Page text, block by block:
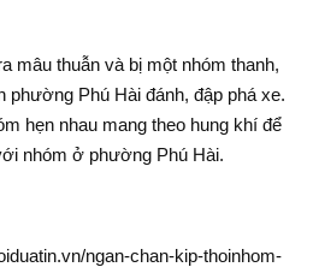
mâu thuẫn và bị một nhóm thanh,
phường Phú Hài đánh, đập phá xe.
hẹn nhau mang theo hung khí để
nhóm ở phường Phú Hài.
ngan-chan-kip-thoinhom-